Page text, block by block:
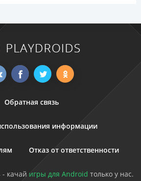
Обратная связь
информации
Отказ от ответственности
- качай игры для Android только у нас.